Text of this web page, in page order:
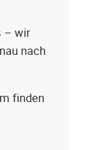
– wir
nach
finden